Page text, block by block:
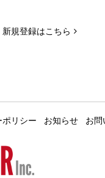
新規登録はこちら
ポリシー お知らせ お問